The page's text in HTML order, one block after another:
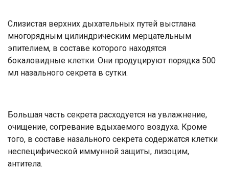
Слизистая верхних дыхательных путей выстлана
многорядным цилиндрическим мерцательным
эпителием, в составе которого находятся
бокаловидные клетки. Они продуцируют порядка 500
мл назального секрета в сутки.
Большая часть секрета расходуется на увлажнение,
очищение, согревание вдыхаемого воздуха. Кроме
того, в составе назального секрета содержатся клетки
неспецифической иммунной защиты, лизоцим,
антитела.